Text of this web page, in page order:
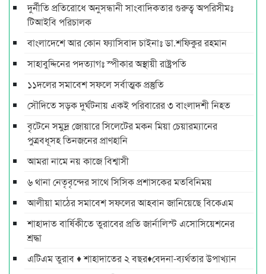
দুর্নীতি প্রতিরোধে অনুসন্ধানী সাংবাদিকতার গুরুত্ব অপরিসীমঃ
টিআইবি পরিচালক
বাংলাদেশে আর কোন ফ্যাসিবাদ চাইনাঃ ডা.শফিকুর রহমান
সাহাবুদ্দিনের পদত্যাগঃ স্পীকার অস্থায়ী রাষ্ট্রপতি
১১দলের সমাবেশ সফলে সর্বাত্মক প্রস্তুতি
সৌদিতে সড়ক দুর্ঘটনায় একই পরিবারের ৩ বাংলাদশী নিহত
বৃটেনে সমুদ্র জোয়ারে সিলেটের মকন মিয়া চেয়ারম্যানের
পুত্রবধূসহ তিনজনের প্রাণহানি
আমরা নামে নয় কাজে বিশ্বাসী
৬ থানা নেতৃবৃন্দের সাথে সিসিক প্রশাসকের মতবিনিময়
আলীয়া মাঠের সমাবেশ সফলের আহবান জানিয়েছে বিকেএম
শাহাদাত বার্ষিকীতে তুরাবের প্রতি জার্নালিস্ট এসোসিয়েশনের
শ্রদ্ধা
এটিএম তুরাব ♦ শাহাদাতের ২ বছর♦বেদনা-ব্যর্থতার উপাখ্যান